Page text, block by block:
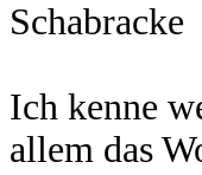
Schabracke
Ich kenne
allem das